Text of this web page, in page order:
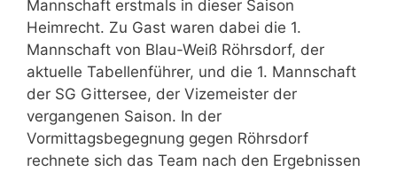
Mannschaft erstmals in dieser Saison
Heimrecht. Zu Gast waren dabei die 1.
Mannschaft von Blau-Weiß Röhrsdorf, der
aktuelle Tabellenführer, und die 1. Mannschaft
der SG Gittersee, der Vizemeister der
vergangenen Saison. In der
Vormittagsbegegnung gegen Röhrsdorf
rechnete sich das Team nach den Ergebnissen